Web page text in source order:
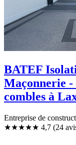
BATEF
Maçonnerie
combles à
Entreprise de
★★★★★ 4,7 (24